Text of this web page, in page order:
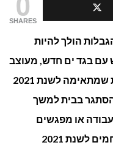
SHARES
והגבלות הולך להיות
עם בגד ים חדש, מעוצב
בסגנון שמתאים עבורם ועם טרנדיות שמתאימה לשנת 2021
בבית למשך
או מפגשים
חברתיים. על הטרנדים והסגנונות החמים לשנת 2021